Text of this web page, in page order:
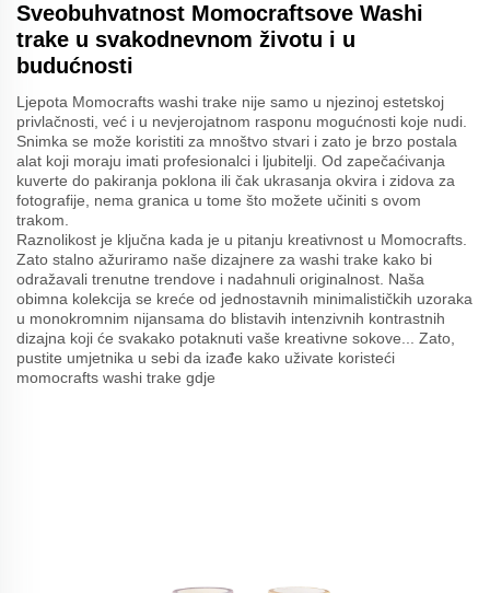
Sveobuhvatnost Momocraftsove Washi
trake u svakodnevnom životu i u
budućnosti
Ljepota Momocrafts washi trake nije samo u njezinoj estetskoj
privlačnosti, već i u nevjerojatnom rasponu mogućnosti koje nudi.
Snimka se može koristiti za mnoštvo stvari i zato je brzo postala
alat koji moraju imati profesionalci i ljubitelji. Od zapečaćivanja
kuverte do pakiranja poklona ili čak ukrasanja okvira i zidova za
fotografije, nema granica u tome što možete učiniti s ovom
trakom.
Raznolikost je ključna kada je u pitanju kreativnost u Momocrafts.
Zato stalno ažuriramo naše dizajnere za washi trake kako bi
odražavali trenutne trendove i nadahnuli originalnost. Naša
obimna kolekcija se kreće od jednostavnih minimalističkih uzoraka
u monokromnim nijansama do blistavih intenzivnih kontrastnih
dizajna koji će svakako potaknuti vaše kreativne sokove... Zato,
pustite umjetnika u sebi da izađe kako uživate koristeći
momocrafts washi trake gdje